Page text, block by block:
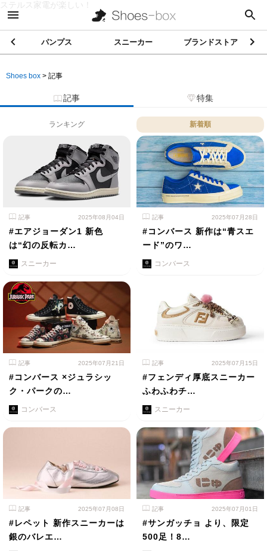
ステルス家電が楽しい！
パンプス スニーカー ブランドストア
Shoes box > 記事
記事 特集
ランキング 新着順
記事 2025年08月04日
#エアジョーダン1 新色
は“幻の反転カ…
スニーカー
記事 2025年07月28日
#コンバース 新作は“青スエ
ード”のワ…
コンバース
記事 2025年07月21日
#コンバース ×ジュラシッ
ク・パークの…
コンバース
記事 2025年07月15日
#フェンディ厚底スニーカー
ふわふわチ…
スニーカー
記事 2025年07月08日
#レペット 新作スニーカーは
銀のバレエ…
記事 2025年07月01日
#サンガッチョ より、限定
500足！8…